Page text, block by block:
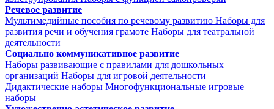
Речевое развитие
Мультимедийные пособия по речевому развитию Наборы для
развития речи и обучения грамоте Наборы для театральной
деятельности
Социально коммуникативное развитие
Наборы развивающие с правилами для дошкольных
организаций Наборы для игровой деятельности
Дидактические наборы Многофункциональные игровые
наборы